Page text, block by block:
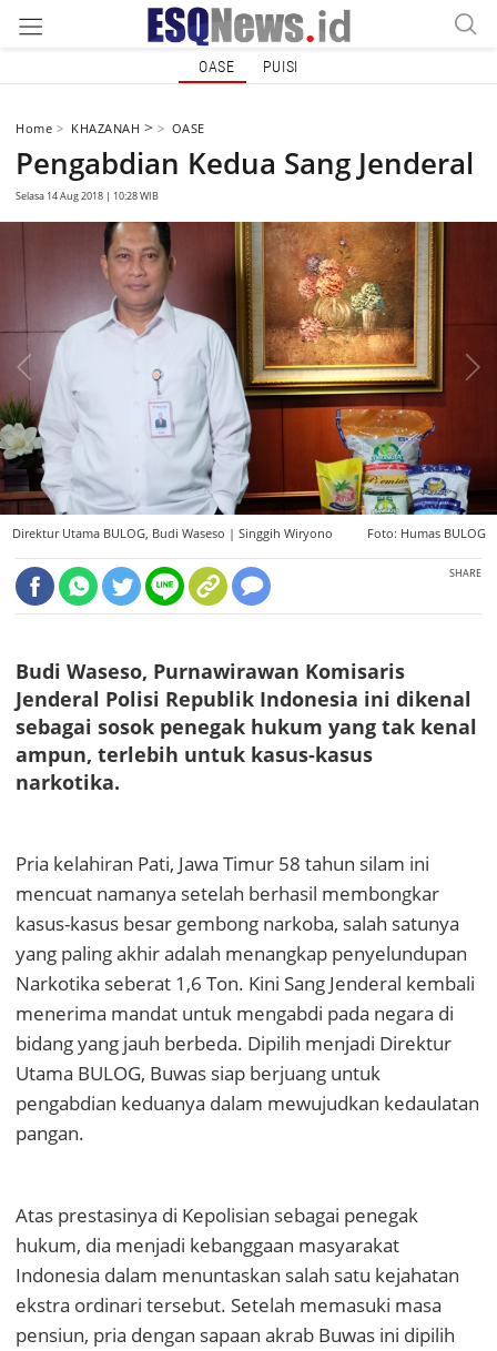
OASE PUISI
Home KHAZANAH > OASE
Pengabdian Kedua Sang Jenderal
Selasa 14 Aug 2018 | 10:28 WIB
Direktur Utama BULOG, Budi Waseso | Singgih Wiryono Foto: Humas BULOG
SHARE
Budi Waseso, Purnawirawan Komisaris
Jenderal Polisi Republik Indonesia ini dikenal
sebagai sosok penegak hukum yang tak kenal
ampun, terlebih untuk kasus-kasus
narkotika.
Pria kelahiran Pati, Jawa Timur 58 tahun silam ini
mencuat namanya setelah berhasil membongkar
kasus-kasus besar gembong narkoba, salah satunya
yang paling akhir adalah menangkap penyelundupan
Narkotika seberat 1,6 Ton. Kini Sang Jenderal kembali
menerima mandat untuk mengabdi pada negara di
bidang yang jauh berbeda. Dipilih menjadi Direktur
Utama BULOG, Buwas siap berjuang untuk
pengabdian keduanya dalam mewujudkan kedaulatan
pangan.
Atas prestasinya di Kepolisian sebagai penegak
hukum, dia menjadi kebanggaan masyarakat
Indonesia dalam menuntaskan salah satu kejahatan
ekstra ordinari tersebut. Setelah memasuki masa
pensiun, pria dengan sapaan akrab Buwas ini dipilih